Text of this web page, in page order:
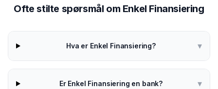
Ofte stilte spørsmål om Enkel Finansiering
Hva er Enkel Finansiering? ▾
Er Enkel Finansiering en bank? ▾